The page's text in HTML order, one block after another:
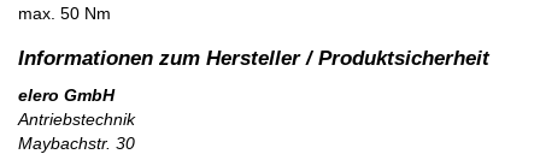
max. 50 Nm
elero GmbH
Antriebstechnik
Maybachstr. 30